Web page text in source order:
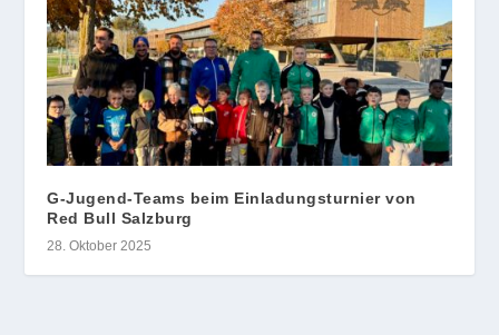
G-Jugend-Teams beim Einladungsturnier von
Red Bull Salzburg
28. Oktober 2025